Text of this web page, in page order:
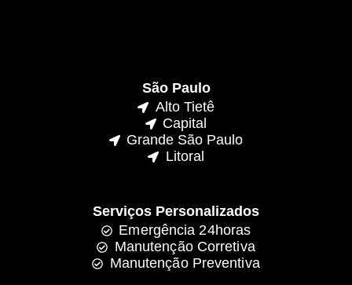
São Paulo
Alto Tietê
Capital
Grande São Paulo
Litoral
Serviços Personalizados
Emergência 24horas
Manutenção Corretiva
Manutenção Preventiva